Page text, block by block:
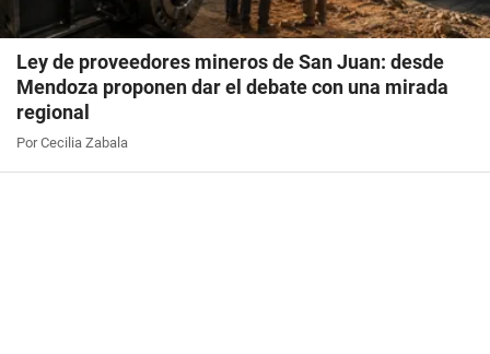
Ley de proveedores mineros de San Juan: desde
Mendoza proponen dar el debate con una mirada
regional
Por Cecilia Zabala